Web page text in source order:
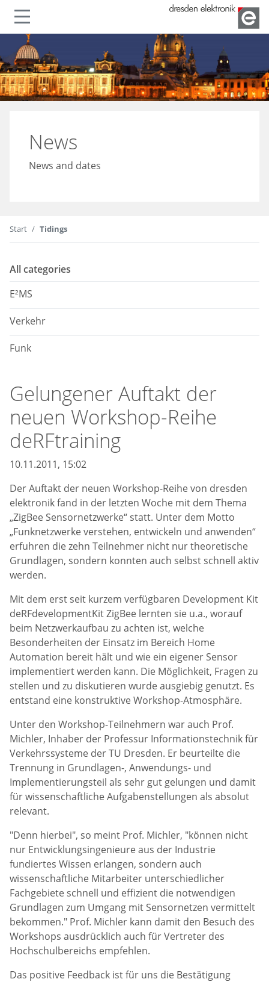
Show or hide navigation
News
News and dates
Start Tidings
All categories
E²MS
Verkehr
Funk
Gelungener Auftakt der
neuen Workshop-Reihe
deRFtraining
10.11.2011, 15:02
Der Auftakt der neuen Workshop-Reihe von dresden
elektronik fand in der letzten Woche mit dem Thema
„ZigBee Sensornetzwerke“ statt. Unter dem Motto
„Funknetzwerke verstehen, entwickeln und anwenden“
erfuhren die zehn Teilnehmer nicht nur theoretische
Grundlagen, sondern konnten auch selbst schnell aktiv
werden.
Mit dem erst seit kurzem verfügbaren Development Kit
deRFdevelopmentKit ZigBee lernten sie u.a., worauf
beim Netzwerkaufbau zu achten ist, welche
Besonderheiten der Einsatz im Bereich Home
Automation bereit hält und wie ein eigener Sensor
implementiert werden kann. Die Möglichkeit, Fragen zu
stellen und zu diskutieren wurde ausgiebig genutzt. Es
entstand eine konstruktive Workshop-Atmosphäre.
Unter den Workshop-Teilnehmern war auch Prof.
Michler, Inhaber der Professur Informationstechnik für
Verkehrssysteme der TU Dresden. Er beurteilte die
Trennung in Grundlagen-, Anwendungs- und
Implementierungsteil als sehr gut gelungen und damit
für wissenschaftliche Aufgabenstellungen als absolut
relevant.
"Denn hierbei", so meint Prof. Michler, "können nicht
nur Entwicklungsingenieure aus der Industrie
fundiertes Wissen erlangen, sondern auch
wissenschaftliche Mitarbeiter unterschiedlicher
Fachgebiete schnell und effizient die notwendigen
Grundlagen zum Umgang mit Sensornetzen vermittelt
bekommen." Prof. Michler kann damit den Besuch des
Workshops ausdrücklich auch für Vertreter des
Hochschulbereichs empfehlen.
Das positive Feedback ist für uns die Bestätigung